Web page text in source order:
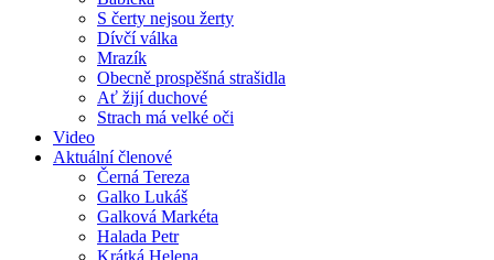
S čerty nejsou žerty
Dívčí válka
Mrazík
Obecně prospěšná strašidla
Ať žijí duchové
Strach má velké oči
Video
Aktuální členové
Černá Tereza
Galko Lukáš
Galková Markéta
Halada Petr
Krátká Helena